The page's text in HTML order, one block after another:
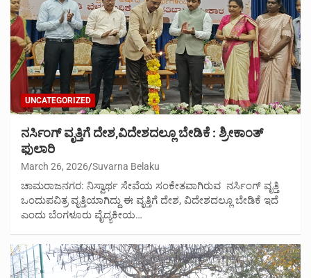
UNCATEGORIZED
ನರ್ಸಿಂಗ್ ವೃತ್ತಿಗೆ ದೇಶ,ವಿದೇಶದಲ್ಲೂ ಬೇಡಿಕೆ : ಶ್ರೀಕಾಂತ್
ಫುಲಾರಿ
March 26, 2026 Suvarna Belaku
ಚಾಮರಾಜನಗರ: ನಿಸ್ವಾರ್ಥ ಸೇವೆಯ ಸಂಕೇತವಾಗಿರುವ ನರ್ಸಿಂಗ್ ವೃತ್ತಿ
ಒಂದುಪವಿತ್ರ ವೃತ್ತಿಯಾಗಿದ್ದು ಈ ವೃತ್ತಿಗೆ ದೇಶ, ವಿದೇಶದಲ್ಲೂ ಬೇಡಿಕೆ ಇದೆ
ಎಂದು ಬೆಂಗಳೂರು ವೈದ್ಯಕೀಯ…